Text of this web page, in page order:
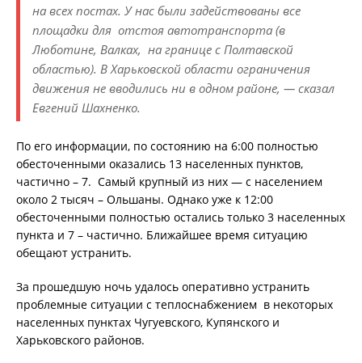
на всех постах. У нас были задействованы все
площадки для отстоя автотранспорта (в
Люботине, Валках, на границе с Полтавской
областью). В Харьковской области ограничения
движения не вводились ни в одном районе, — сказал
Евгений Шахненко.
По его информации, по состоянию на 6:00 полностью
обесточенными оказались 13 населенных пунктов,
частично – 7. Самый крупный из них — с населением
около 2 тысяч – Ольшаны. Однако уже к 12:00
обесточенными полностью остались только 3 населенных
пункта и 7 – частично. Ближайшее время ситуацию
обещают устранить.
За прошедшую ночь удалось оперативно устранить
проблемные ситуации с теплоснабжением в некоторых
населенных пунктах Чугуевского, Купянского и
Харьковского районов.